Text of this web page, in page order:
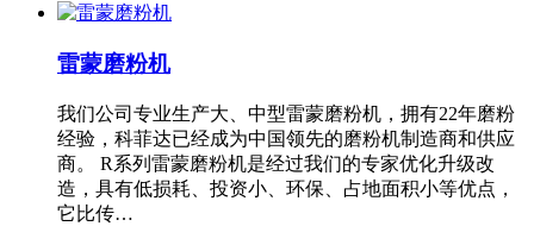
雷蒙磨粉机
我们公司专业生产大、中型雷蒙磨粉机，拥有22年磨粉
经验，科菲达已经成为中国领先的磨粉机制造商和供应
商。 R系列雷蒙磨粉机是经过我们的专家优化升级改
造，具有低损耗、投资小、环保、占地面积小等优点，
它比传…